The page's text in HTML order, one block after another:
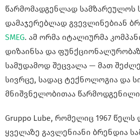
წარმომადგენლად სამზარეულოს
დამაჯერებლად გვევლინებიან
SMEG. ამ ორმა იტალიურმა
დიზაინსა და
სამუდამოდ შეცვალა — მათ
სივრცე, სადაც ტექნოლოგია და
მნიშვნელობითაა
Gruppo Lube, რომელიც 1967
ყველაზე გავლენიანი ბრენდია